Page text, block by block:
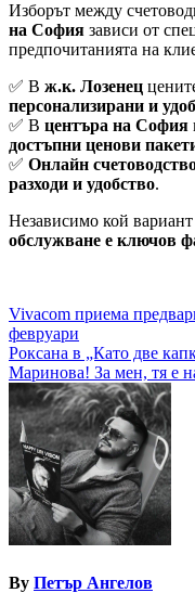
Изборът между
на София зависи от
предпочитанията на
✅ В ж.к. Лозенец
персонализирани и
✅ В центъра на София
достъпни ценови
✅ Онлайн
разходи и удобство.
Независимо кой вариант
обслужване е ключов
Навигация
Vivacom приема
февруари
Роксана в „Като две
Маринова! За мен, тя е
By Петър Ангелов